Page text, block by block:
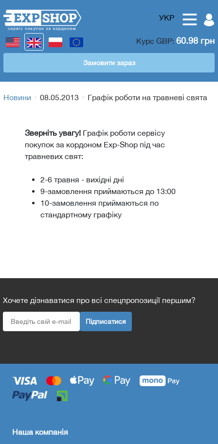
УКР
Курс GBP: 60.98 грн
Замовити зараз
Новини 08.05.2013 Графік роботи на травневі свята
Зверніть увагу! Графік роботи сервісу
покупок за кордоном Exp-Shop під час
травневих свят:
2-6 травня - вихідні дні
9-замовлення приймаються до 13:00
10-замовлення приймаються по
стандартному графіку
Хочете дізнаватися про всі спецпропозиції першим?
Підписатися
Наша компанія